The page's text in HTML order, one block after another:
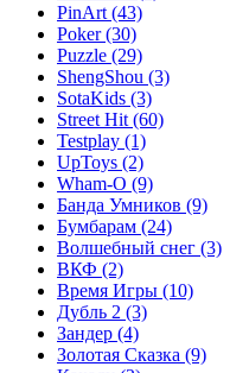
PinArt (43)
Poker(30)
Puzzle (29)
ShengShou (3)
SotaKids (3)
Street Hit (60)
Testplay (1)
UpToys (2)
Wham-O (9)
Банда Умников (9)
Бумбарам (24)
Волшебный снег (3)
ВКФ (2)
Время Игры (10)
Дубль 2 (3)
Зандер (4)
Золотая Сказка (9)